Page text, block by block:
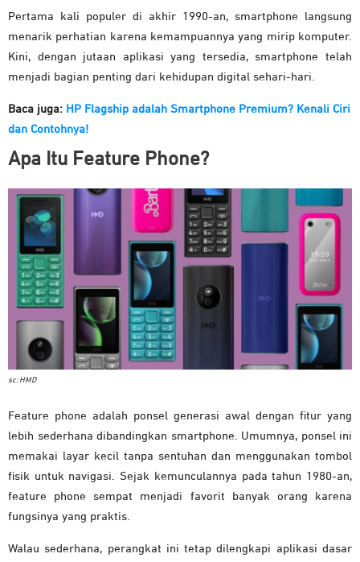
Pertama kali populer di akhir 1990-an, smartphone langsung
menarik perhatian karena kemampuannya yang mirip komputer.
Kini, dengan jutaan aplikasi yang tersedia, smartphone telah
menjadi bagian penting dari kehidupan digital sehari-hari.
Baca juga: HP Flagship adalah Smartphone Premium? Kenali Ciri
dan Contohnya!
Apa Itu Feature Phone?
sc: HMD
Feature phone adalah ponsel generasi awal dengan fitur yang
lebih sederhana dibandingkan smartphone. Umumnya, ponsel ini
memakai layar kecil tanpa sentuhan dan menggunakan tombol
fisik untuk navigasi. Sejak kemunculannya pada tahun 1980-an,
feature phone sempat menjadi favorit banyak orang karena
fungsinya yang praktis.
Walau sederhana, perangkat ini tetap dilengkapi aplikasi dasar